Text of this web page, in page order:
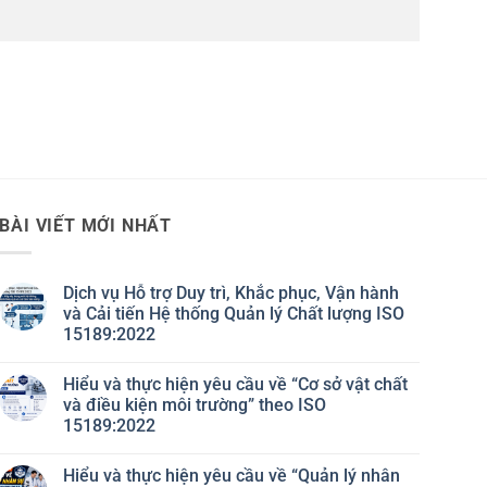
BÀI VIẾT MỚI NHẤT
Dịch vụ Hỗ trợ Duy trì, Khắc phục, Vận hành
và Cải tiến Hệ thống Quản lý Chất lượng ISO
15189:2022
bình
luận
ở
Dịch
trợ
Duy
Hiểu và thực hiện yêu cầu về “Cơ sở vật chất
và điều kiện môi trường” theo ISO
15189:2022
bình
Hiểu và thực hiện yêu cầu về “Quản lý nhân